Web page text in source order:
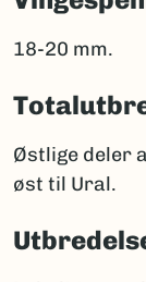
18-20 mm.
Østlige deler
øst til Ural.